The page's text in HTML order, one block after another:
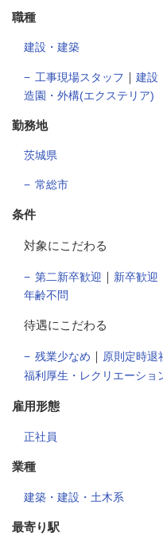
職種
建設・建築
工事現場スタッフ ｜ 建設
造園・外構(エクステリア)
勤務地
茨城県
常総市
条件
対象にこだわる
第二新卒歓迎 ｜ 新卒歓迎
年齢不問
待遇にこだわる
残業少なめ ｜ 原則定時退
福利厚生・レクリエーショ
雇用形態
正社員
業種
建築・建設・土木系
最寄り駅